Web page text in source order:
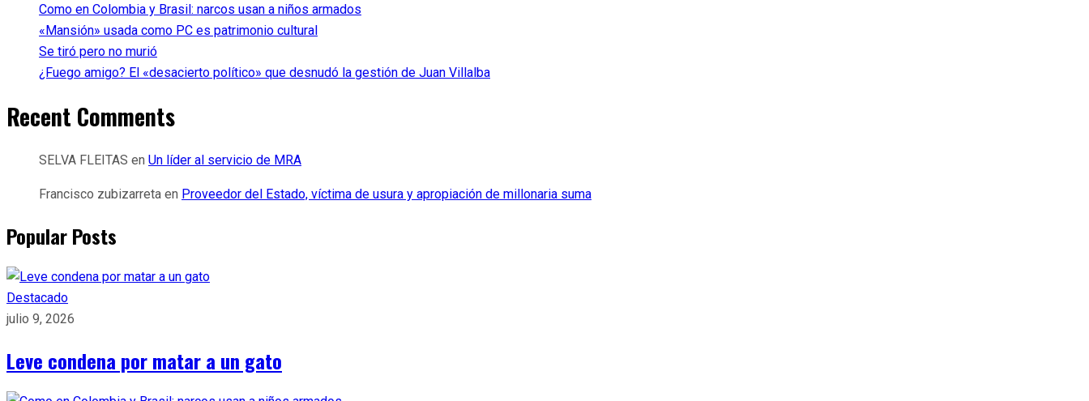
Como en Colombia y Brasil: narcos usan a niños armados
«Mansión» usada como PC es patrimonio cultural
Se tiró pero no murió
¿Fuego amigo? El «desacierto político» que desnudó la gestión de Juan Villalba
Recent Comments
SELVA FLEITAS en Un líder al servicio de MRA
Francisco zubizarreta en Proveedor del Estado, víctima de usura y apropiación de millonaria suma
Popular Posts
Destacado
julio 9, 2026
Leve condena por matar a un gato